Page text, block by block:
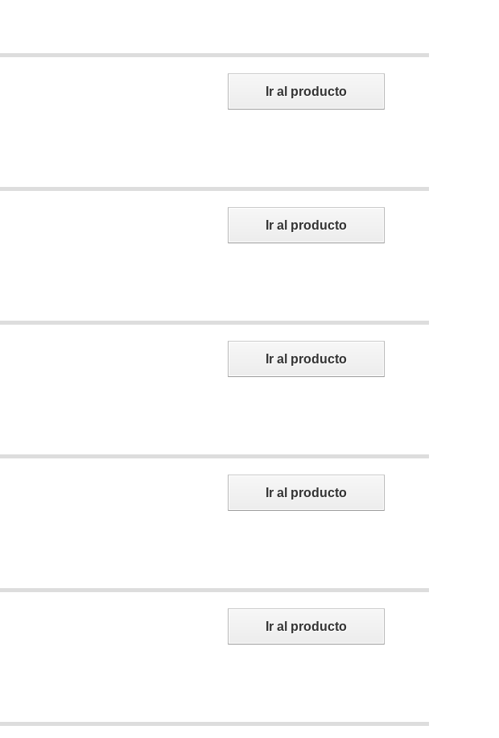
Ir al producto
Ir al producto
Ir al producto
Ir al producto
Ir al producto